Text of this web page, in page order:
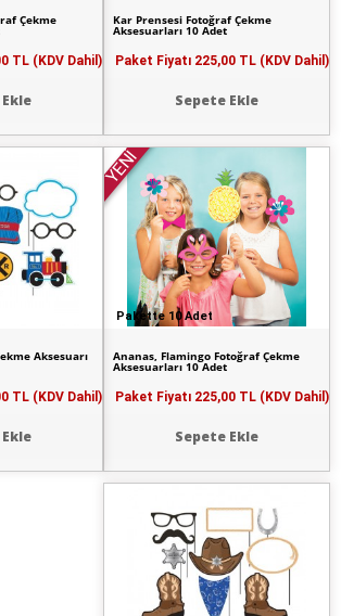
Kar Prensesi Fotoğraf Çekme
Aksesuarları 10 Adet
Paket Fiyatı 225,00 TL (KDV Dahil)
Sepete Ekle
Çekme
TL (KDV Dahil)
Pakette 10 Adet
YENİ
Ananas, Flamingo Fotoğraf Çekme
Aksesuarları 10 Adet
Paket Fiyatı 225,00 TL (KDV Dahil)
Sepete Ekle
Aksesuarı
TL (KDV Dahil)